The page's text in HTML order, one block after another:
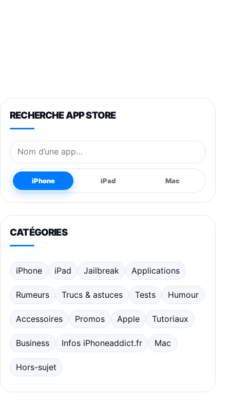
RECHERCHE APP STORE
Nom de l’application
iPhone iPad Mac
CATÉGORIES
iPhone iPad Jailbreak Applications
Rumeurs Trucs & astuces Tests Humour
Accessoires Promos Apple Tutoriaux
Business Infos iPhoneaddict.fr Mac
Hors-sujet